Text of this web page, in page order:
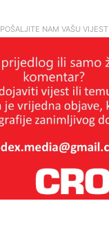
POŠALJITE NAM VAŠU VIJEST